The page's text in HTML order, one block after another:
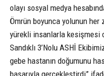
olayı sosyal medya
Ömrün boyunca yolunun
yürekli insanlarla
Sandıklı 3’Nolu ASHİ
gebe hastanın doğumunu
başarıyla gerçekleştirdi”